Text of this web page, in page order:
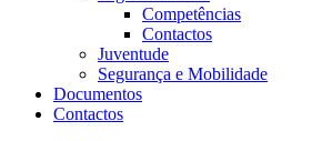
Competências
Contactos
Juventude
Segurança e Mobilidade
Documentos
Contactos